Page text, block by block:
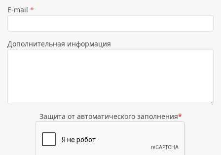
выбрана
E-mail *
Дополнительная информация
Защита от автоматического заполнения*